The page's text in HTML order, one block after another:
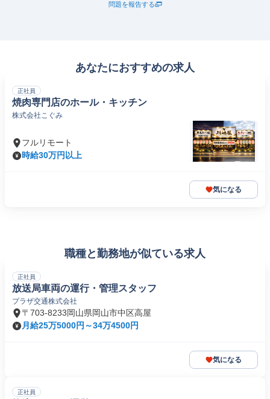
問題を報告する
あなたにおすすめの求人
正社員
焼肉専門店のホール・キッチン
株式会社こぐみ
フルリモート
時給30万円以上
気になる
職種と勤務地が似ている求人
正社員
放送局車両の運行・管理スタッフ
プラザ交通株式会社
〒703-8233岡山県岡山市中区高屋
月給25万5000円～34万4500円
気になる
正社員